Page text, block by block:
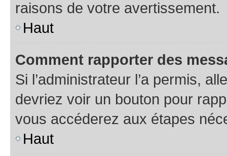
raisons de votre avertissement.
Haut
Comment rapporter des
Si l’administrateur l’a permis,
devriez voir un bouton pour
vous accéderez aux étapes
Haut